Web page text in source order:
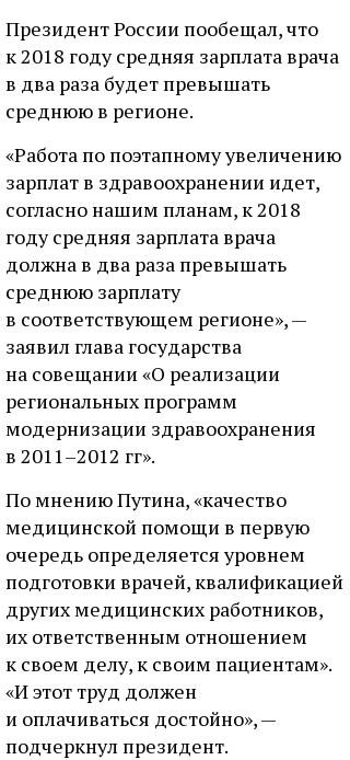
Президент России пообещал, что
к 2018 году средняя зарплата врача
в два раза будет превышать
среднюю в регионе.
«Работа по поэтапному увеличению
зарплат в здравоохранении идет,
согласно нашим планам, к 2018
году средняя зарплата врача
должна в два раза превышать
среднюю зарплату
в соответствующем регионе», —
заявил глава государства
на совещании «О реализации
региональных программ
модернизации здравоохранения
в 2011–2012 гг».
По мнению Путина, «качество
медицинской помощи в первую
очередь определяется уровнем
подготовки врачей, квалификацией
других медицинских работников,
их ответственным отношением
к своем делу, к своим пациентам».
«И этот труд должен
и оплачиваться достойно», —
подчеркнул президент.